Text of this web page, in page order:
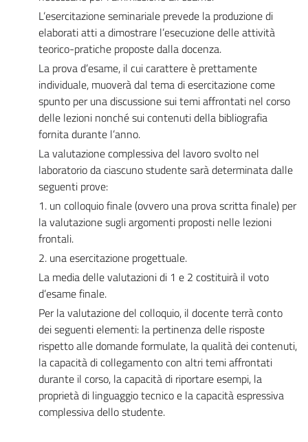
L’esercitazione seminariale prevede la produzione di
elaborati atti a dimostrare l’esecuzione delle attività
teorico-pratiche proposte dalla docenza.
La prova d’esame, il cui carattere è prettamente
individuale, muoverà dal tema di esercitazione come
spunto per una discussione sui temi affrontati nel corso
delle lezioni nonché sui contenuti della bibliografia
fornita durante l’anno.
La valutazione complessiva del lavoro svolto nel
laboratorio da ciascuno studente sarà determinata dalle
seguenti prove:
1. un colloquio finale (ovvero una prova scritta finale) per
la valutazione sugli argomenti proposti nelle lezioni
frontali.
2. una esercitazione progettuale.
La media delle valutazioni di 1 e 2 costituirà il voto
d’esame finale.
Per la valutazione del colloquio, il docente terrà conto
dei seguenti elementi: la pertinenza delle risposte
rispetto alle domande formulate, la qualità dei contenuti,
la capacità di collegamento con altri temi affrontati
durante il corso, la capacità di riportare esempi, la
proprietà di linguaggio tecnico e la capacità espressiva
complessiva dello studente.